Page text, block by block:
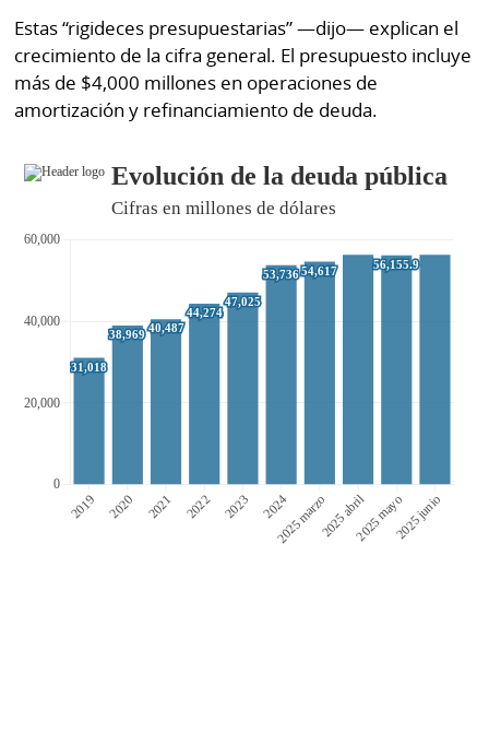
Estas “rigideces presupuestarias” —dijo— explican el
crecimiento de la cifra general. El presupuesto incluye
más de $4,000 millones en operaciones de
amortización y refinanciamiento de deuda.